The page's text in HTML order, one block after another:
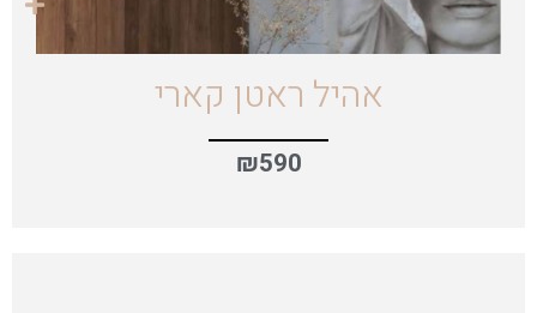
אהיל ראטן קארי
₪590